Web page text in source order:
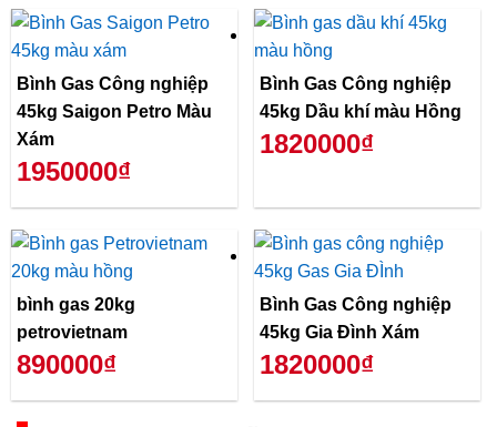
Bình Gas Công nghiệp
45kg Saigon Petro Màu
Xám
1950000₫
Bình Gas Công nghiệp
45kg Dầu khí màu Hồng
1820000₫
bình gas 20kg
petrovietnam
890000₫
Bình Gas Công nghiệp
45kg Gia Đình Xám
1820000₫